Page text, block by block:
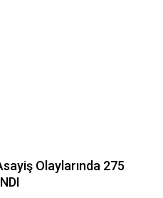
Olaylarında 275